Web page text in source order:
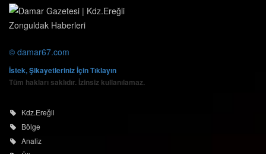
© damar67.com
İstek, Şikayetleriniz İçin Tıklayın
Tüm hakları saklıdır. İzinsiz kullanılamaz.
Kdz.Ereğli
Bölge
Analiz